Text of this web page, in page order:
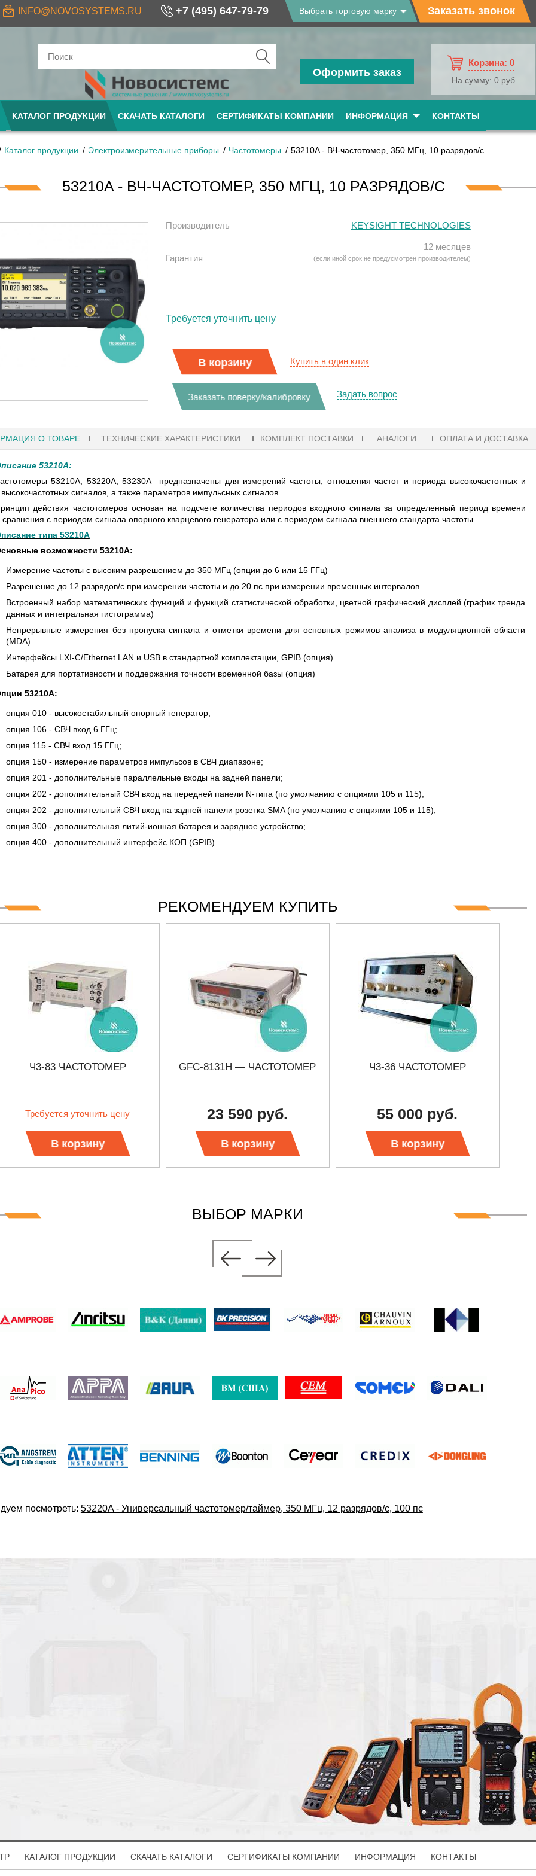
INFO@NOVOSYSTEMS.RU +7 (495) 647-79-79 Выбрать торговую марку Заказать звонок
Оформить заказ
Корзина: 0
На сумму: 0 руб.
КАТАЛОГ ПРОДУКЦИИ СКАЧАТЬ КАТАЛОГИ СЕРТИФИКАТЫ КОМПАНИИ ИНФОРМАЦИЯ КОНТАКТЫ
СЕРИИ UXR
(ГОСРЕЕСТР РФ)
Прочитать
Каталог продукции Электроизмерительные приборы Частотомеры 53210A - ВЧ-частотомер, 350 МГц, 10 разрядов/с
53210A - ВЧ-ЧАСТОТОМЕР, 350 МГЦ, 10 РАЗРЯДОВ/С
Производитель KEYSIGHT TECHNOLOGIES
Гарантия
12 месяцев
(если иной срок не предусмотрен производителем)
Требуется уточнить цену
В корзину Купить в один клик
Заказать поверку/калибровку Задать вопрос
О ТОВАРЕ ТЕХНИЧЕСКИЕ ХАРАКТЕРИСТИКИ КОМПЛЕКТ ПОСТАВКИ АНАЛОГИ ОПЛАТА И ДОСТАВКА
53210A:
53210А, 53220А, 53230А предназначены для измерений частоты, отношения частот и периода высокочастотных и
сигналов, а также параметров импульсных сигналов.
действия частотомеров основан на подсчете количества периодов входного сигнала за определенный период времени
сравнения с периодом сигнала опорного кварцевого генератора или с периодом сигнала внешнего стандарта частоты.
типа 53210A
возможности 53210A:
Измерение частоты с высоким разрешением до 350 МГц (опции до 6 или 15 ГГц)
Разрешение до 12 разрядов/с при измерении частоты и до 20 пс при измерении временных интервалов
Встроенный набор математических функций и функций статистической обработки, цветной графический дисплей (график тренда
данных и интегральная гистограмма)
Непрерывные измерения без пропуска сигнала и отметки времени для основных режимов анализа в модуляционной области
(MDA)
Интерфейсы LXI-C/Ethernet LAN и USB в стандартной комплектации, GPIB (опция)
Батарея для портативности и поддержания точности временной базы (опция)
53210A:
опция 010 - высокостабильный опорный генератор;
опция 106 - СВЧ вход 6 ГГц;
опция 115 - СВЧ вход 15 ГГц;
опция 150 - измерение параметров импульсов в СВЧ диапазоне;
опция 201 - дополнительные параллельные входы на задней панели;
опция 202 - дополнительный СВЧ вход на передней панели N-типа (по умолчанию с опциями 105 и 115);
опция 202 - дополнительный СВЧ вход на задней панели розетка SMA (по умолчанию с опциями 105 и 115);
опция 300 - дополнительная литий-ионная батарея и зарядное устройство;
опция 400 - дополнительный интерфейс КОП (GPIB).
РЕКОМЕНДУЕМ КУПИТЬ
Ч3-83 ЧАСТОТОМЕР
Требуется уточнить цену
В корзину
GFC-8131H — ЧАСТОТОМЕР
23 590 руб.
В корзину
Ч3-36 ЧАСТОТОМЕР
55 000 руб.
В корзину
ВЫБОР МАРКИ
посмотреть: 53220A - Универсальный частотомер/таймер, 350 МГц, 12 разрядов/с, 100 пс
КАТАЛОГ ПРОДУКЦИИ СКАЧАТЬ КАТАЛОГИ СЕРТИФИКАТЫ КОМПАНИИ ИНФОРМАЦИЯ КОНТАКТЫ